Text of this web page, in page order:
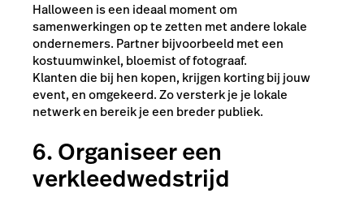
Halloween is een ideaal moment om
samenwerkingen op te zetten met andere lokale
ondernemers. Partner bijvoorbeeld met een
kostuumwinkel, bloemist of fotograaf.
Klanten die bij hen kopen, krijgen korting bij jouw
event, en omgekeerd. Zo versterk je je lokale
netwerk en bereik je een breder publiek.
6. Organiseer een
verkleedwedstrijd